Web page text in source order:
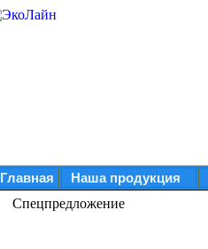
Главная Наша продукция
Спецпредложение